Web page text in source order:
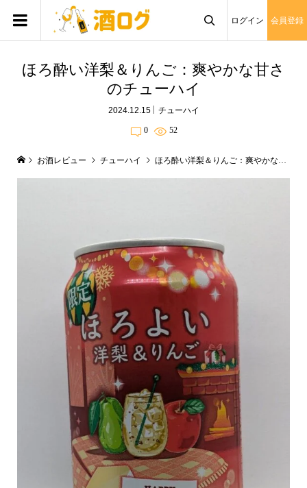
ログイン 会員登録
ほろ酔い洋梨＆りんご：爽やかな甘さ
のチューハイ
2024.12.15 チューハイ
0 52
お酒レビュー チューハイ ほろ酔い洋梨＆りんご：爽やかな甘さのチューハイ